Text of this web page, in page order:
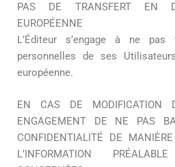
PAS DE TRANSFERT EN
EUROPÉENNE
L’Éditeur s’engage à ne pas
personnelles de ses
européenne.
EN CAS DE MODIFICATION
ENGAGEMENT DE NE PAS
CONFIDENTIALITÉ DE
L’INFORMATION